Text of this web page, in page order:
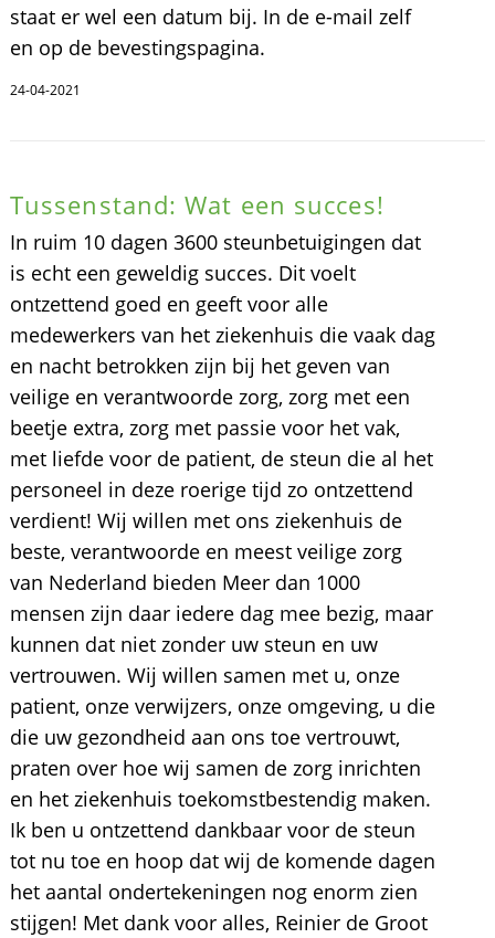
staat er wel een datum bij. In de e-mail zelf
en op de bevestingspagina.
24-04-2021
Tussenstand: Wat een succes!
In ruim 10 dagen 3600 steunbetuigingen dat
is echt een geweldig succes. Dit voelt
ontzettend goed en geeft voor alle
medewerkers van het ziekenhuis die vaak dag
en nacht betrokken zijn bij het geven van
veilige en verantwoorde zorg, zorg met een
beetje extra, zorg met passie voor het vak,
met liefde voor de patient, de steun die al het
personeel in deze roerige tijd zo ontzettend
verdient! Wij willen met ons ziekenhuis de
beste, verantwoorde en meest veilige zorg
van Nederland bieden Meer dan 1000
mensen zijn daar iedere dag mee bezig, maar
kunnen dat niet zonder uw steun en uw
vertrouwen. Wij willen samen met u, onze
patient, onze verwijzers, onze omgeving, u die
die uw gezondheid aan ons toe vertrouwt,
praten over hoe wij samen de zorg inrichten
en het ziekenhuis toekomstbestendig maken.
Ik ben u ontzettend dankbaar voor de steun
tot nu toe en hoop dat wij de komende dagen
het aantal ondertekeningen nog enorm zien
stijgen! Met dank voor alles, Reinier de Groot